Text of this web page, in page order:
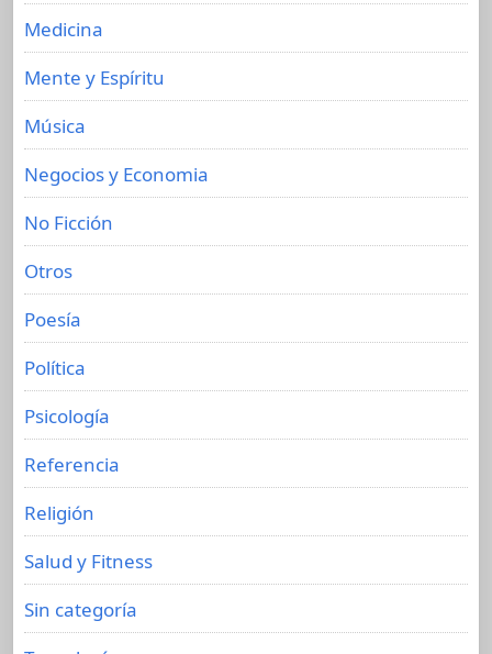
Medicina
Mente y Espíritu
Música
Negocios y Economia
No Ficción
Otros
Poesía
Política
Psicología
Referencia
Religión
Salud y Fitness
Sin categoría